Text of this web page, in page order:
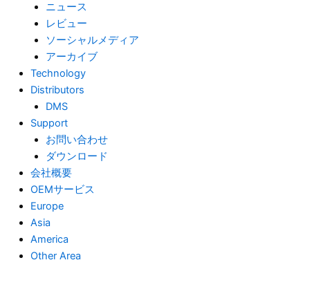
ニュース
レビュー
ソーシャルメディア
アーカイブ
Technology
Distributors
DMS
Support
お問い合わせ
ダウンロード
会社概要
OEMサービス
Europe
Asia
America
Other Area